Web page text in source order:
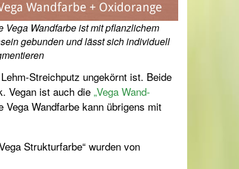
Vega Wandfarbe ist mit pflanzlichem
gebunden und lässt sich individuell
Streichputz ungekörnt ist. Beide
Vegan ist auch die „Vega Wand-
Wandfarbe kann übrigens mit
Strukturfarbe“ wurden von